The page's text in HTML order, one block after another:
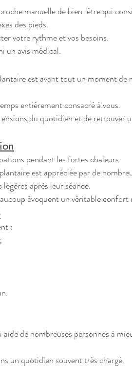
manuelle de bien-être qui
des pieds.
votre rythme et vos besoins.
un avis médical.
est avant tout un moment de
entièrement consacré à vous.
du quotidien et de retrouver
pendant les fortes chaleurs.
est appréciée par de
après leur séance.
évoquent un véritable confort
:
de nombreuses personnes à
un quotidien souvent très chargé.